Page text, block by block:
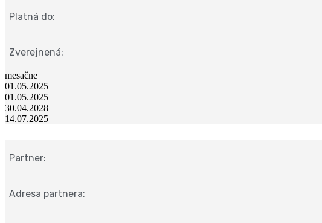
Platná do:
Zverejnená:
mesačne
01.05.2025
01.05.2025
30.04.2028
14.07.2025
Partner:
Adresa partnera: